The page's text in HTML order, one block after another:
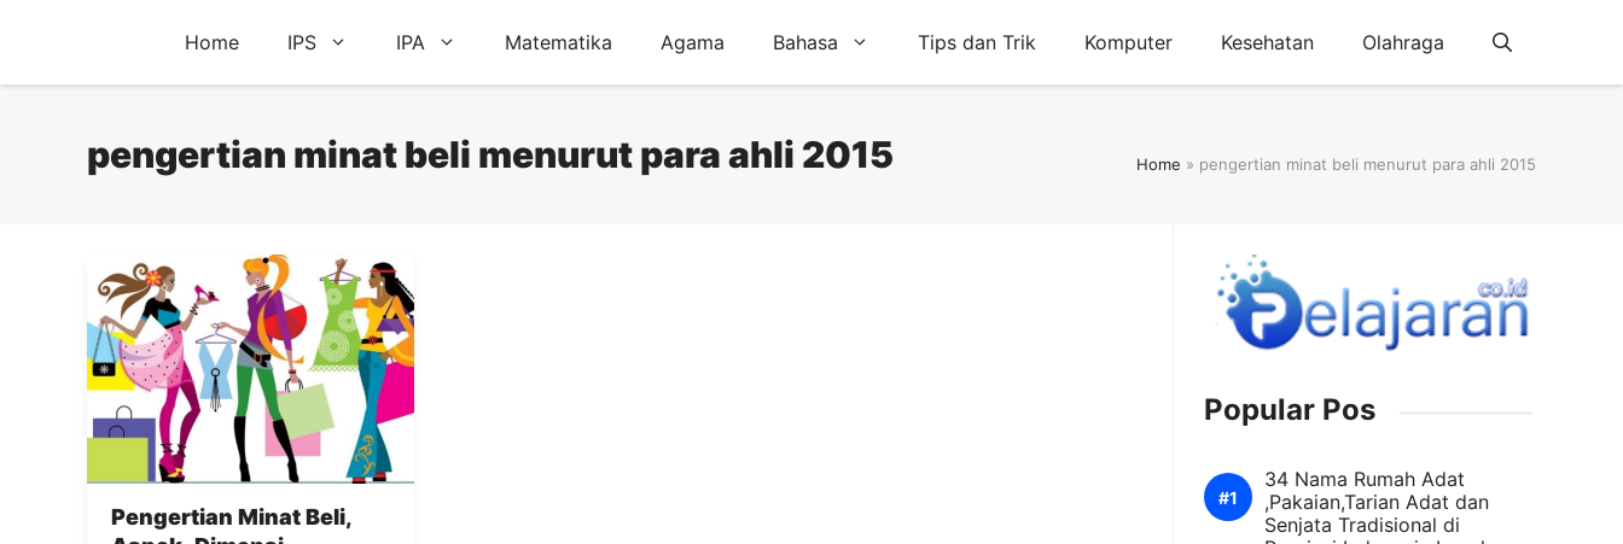
Home IPS IPA Matematika Agama Bahasa Tips dan Trik Komputer Kesehatan Olahraga
pengertian minat beli menurut para ahli 2015 Home » pengertian minat beli menurut para ahli 2015
Pengertian Minat Beli,
Popular Pos
34 Nama Rumah Adat
,Pakaian,Tarian Adat dan
Senjata Tradisional di